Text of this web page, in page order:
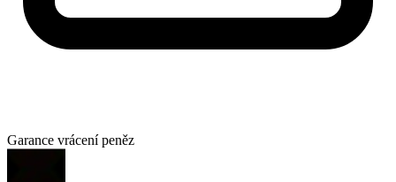
Garance vrácení peněz